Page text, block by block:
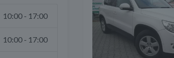
10:00 - 17:00
10:00 - 17:00